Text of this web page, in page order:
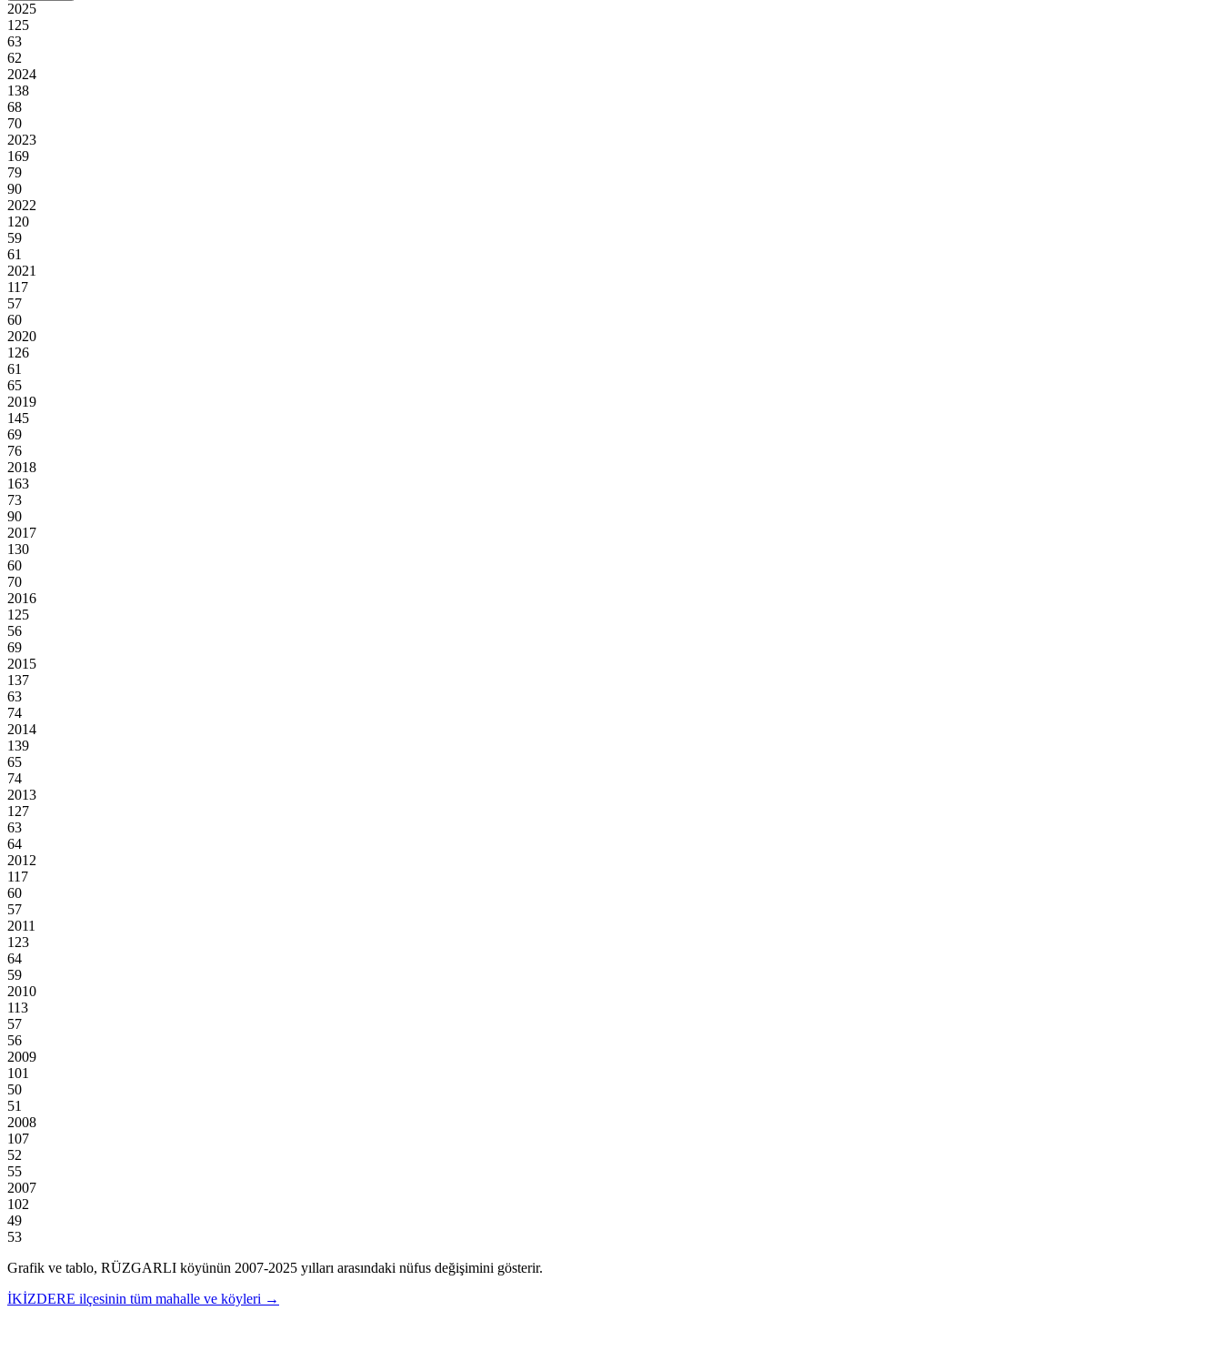
2025
125
63
62
2024
138
68
70
2023
169
79
90
2022
120
59
61
2021
117
57
60
2020
126
61
65
2019
145
69
76
2018
163
73
90
2017
130
60
70
2016
125
56
69
2015
137
63
74
2014
139
65
74
2013
127
63
64
2012
117
60
57
2011
123
64
59
2010
113
57
56
2009
101
50
51
2008
107
52
55
2007
102
49
53
Grafik ve tablo, RÜZGARLI köyünün 2007-2025 yılları arasındaki nüfus değişimini gösterir.
İKİZDERE ilçesinin tüm mahalle ve köyleri →